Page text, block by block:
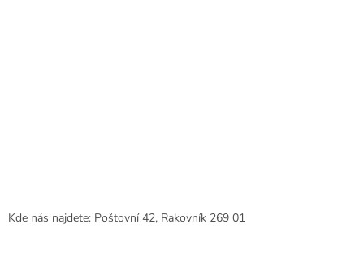
Kde nás najdete: Poštovní 42, Rakovník 269 01